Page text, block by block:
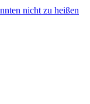
nicht zu heißen